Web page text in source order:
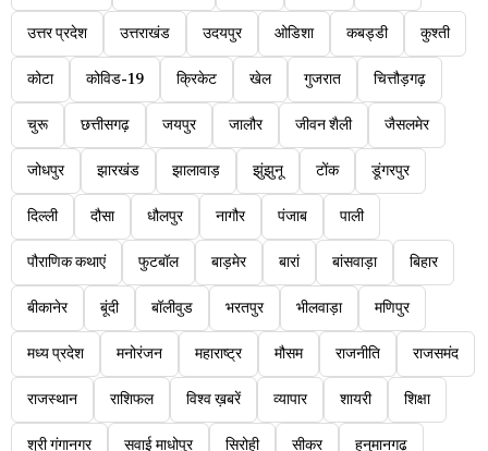
उत्तर प्रदेश उत्तराखंड उदयपुर ओडिशा कबड्डी कुश्ती
कोटा कोविड-19 क्रिकेट खेल गुजरात चित्तौड़गढ़
चुरू छत्तीसगढ़ जयपुर जालौर जीवन शैली जैसलमेर
जोधपुर झारखंड झालावाड़ झुंझुनू टोंक डूंगरपुर
दिल्ली दौसा धौलपुर नागौर पंजाब पाली
पौराणिक कथाएं फुटबॉल बाड़मेर बारां बांसवाड़ा बिहार
बीकानेर बूंदी बॉलीवुड भरतपुर भीलवाड़ा मणिपुर
मध्य प्रदेश मनोरंजन महाराष्ट्र मौसम राजनीति राजसमंद
राजस्थान राशिफल विश्व ख़बरें व्यापार शायरी शिक्षा
श्री गंगानगर सवाई माधोपुर सिरोही सीकर हनुमानगढ़